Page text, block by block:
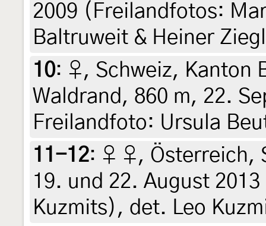
2009 (Freilandfotos:
Baltruweit & Heiner
10: ♀, Schweiz, Kanton
Waldrand, 860 m, 22.
Freilandfoto: Ursula
11-12: ♀ ♀, Österreich,
19. und 22. August
Kuzmits), det. Leo